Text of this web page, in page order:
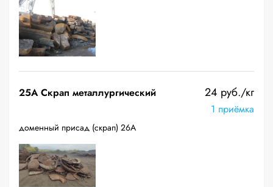
25A Скрап металлургический 24 руб./кг
1 приёмка
доменный присад (скрап) 26А